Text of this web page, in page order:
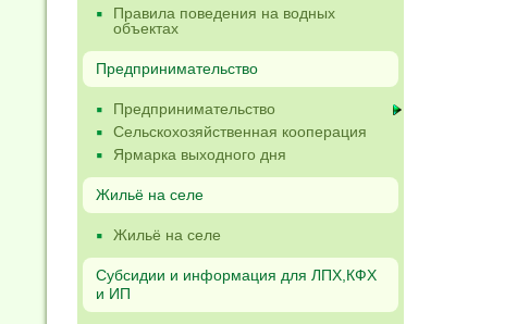
Правила поведения на водных
объектах
Предпринимательство
Предпринимательство
Сельскохозяйственная кооперация
Ярмарка выходного дня
Жильё на селе
Жильё на селе
Субсидии и информация для ЛПХ,КФХ
и ИП